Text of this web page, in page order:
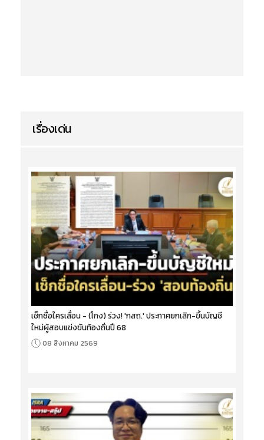
เรื่องเด่น
เช็กชื่อใครเลื่อน - (โกง) ร่วง! 'กสถ.' ประกาศยกเลิก-ขึ้นบัญชี
ใหม่ผู้สอบแข่งขันท้องถิ่นปี 68
08 สิงหาคม 2569